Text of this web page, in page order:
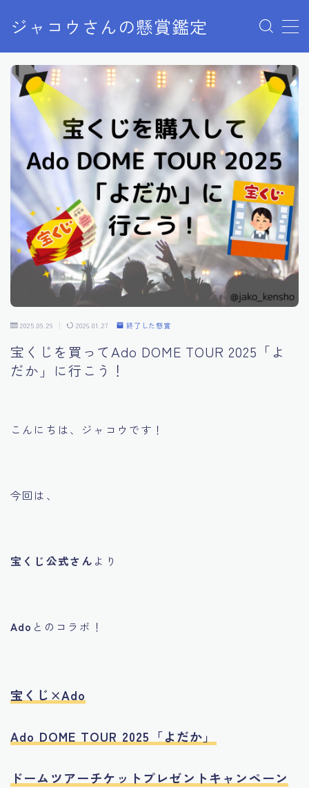
ジャコウさんの懸賞鑑定
MENU
クローズドキャンペーン
ディズニー懸賞
ユニバ懸賞
商品購入
当選報告
終了した懸賞
プライバシーポリシー
利用規約／特定商取引法に基づく表記
2025.09.29 2026.01.27 終了した懸賞
宝くじを買ってAdo DOME TOUR 2025「よ
だか」に行こう！
こんにちは、ジャコウです！
今回は、
宝くじ公式さん より
Ado とのコラボ！
宝くじ×Ado
Ado DOME TOUR 2025「よだか」
ドームツアーチケットプレゼントキャンペーン